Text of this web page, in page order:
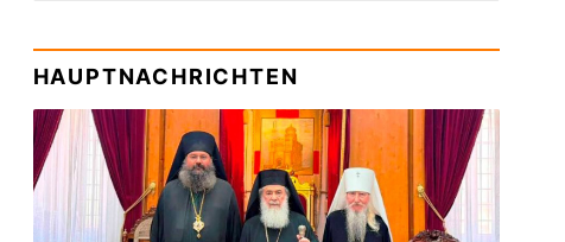
HAUPTNACHRICHTEN